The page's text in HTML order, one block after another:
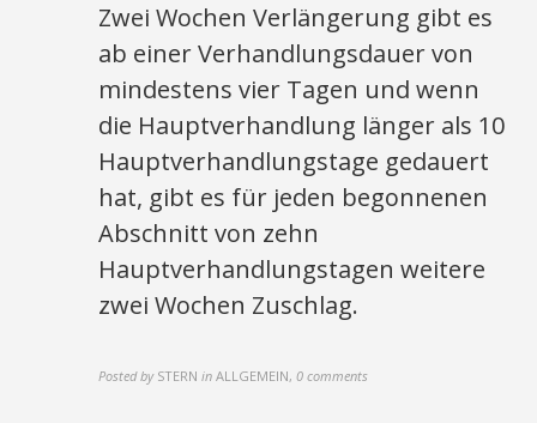
Zwei Wochen Verlängerung gibt es
ab einer Verhandlungsdauer von
mindestens vier Tagen und wenn
die Hauptverhandlung länger als 10
Hauptverhandlungstage gedauert
hat, gibt es für jeden begonnenen
Abschnitt von zehn
Hauptverhandlungstagen weitere
zwei Wochen Zuschlag.
Posted by STERN in ALLGEMEIN,0 comments